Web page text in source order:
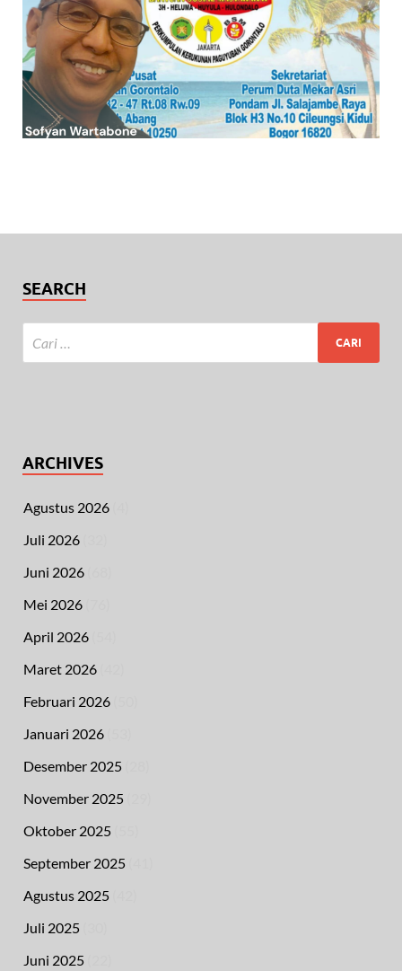
SEARCH
ARCHIVES
Agustus 2026
Juli 2026
Juni 2026
Mei 2026
April 2026
Maret 2026
Februari 2026
Januari 2026
Desember 2025
November 2025
Oktober 2025
September 2025
Agustus 2025
Juli 2025
Juni 2025